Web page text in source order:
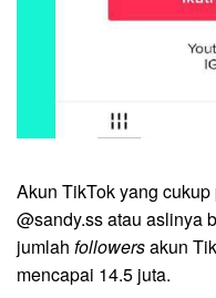
Akun TikTok yang
@sandy.ss atau aslinya
jumlah followersakun
mencapai 14.5 juta.